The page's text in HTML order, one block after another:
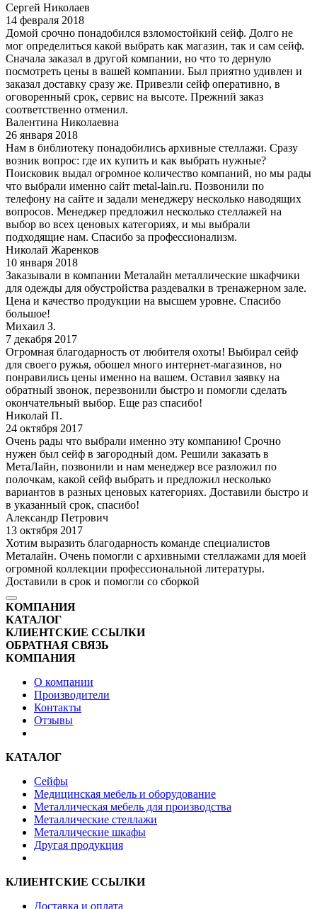
Сергей Николаев
14 февраля 2018
Домой срочно понадобился взломостойкий сейф. Долго не
мог определиться какой выбрать как магазин, так и сам сейф.
Сначала заказал в другой компании, но что то дернуло
посмотреть цены в вашей компании. Был приятно удивлен и
заказал доставку сразу же. Привезли сейф оперативно, в
оговоренный срок, сервис на высоте. Прежний заказ
соответственно отменил.
Валентина Николаевна
26 января 2018
Нам в библиотеку понадобились архивные стеллажи. Сразу
возник вопрос: где их купить и как выбрать нужные?
Поисковик выдал огромное количество компаний, но мы рады
что выбрали именно сайт metal-lain.ru. Позвонили по
телефону на сайте и задали менеджеру несколько наводящих
вопросов. Менеджер предложил несколько стеллажей на
выбор во всех ценовых категориях, и мы выбрали
подходящие нам. Спасибо за профессионализм.
Николай Жаренков
10 января 2018
Заказывали в компании Металайн металлические шкафчики
для одежды для обустройства раздевалки в тренажерном зале.
Цена и качество продукции на высшем уровне. Спасибо
большое!
Михаил З.
7 декабря 2017
Огромная благодарность от любителя охоты! Выбирал сейф
для своего ружья, обошел много интернет-магазинов, но
понравились цены именно на вашем. Оставил заявку на
обратный звонок, перезвонили быстро и помогли сделать
окончательный выбор. Еще раз спасибо!
Николай П.
24 октября 2017
Очень рады что выбрали именно эту компанию! Срочно
нужен был сейф в загородный дом. Решили заказать в
МетаЛайн, позвонили и нам менеджер все разложил по
полочкам, какой сейф выбрать и предложил несколько
вариантов в разных ценовых категориях. Доставили быстро и
в указанный срок, спасибо!
Александр Петрович
13 октября 2017
Хотим выразить благодарность команде специалистов
Металайн. Очень помогли с архивными стеллажами для моей
огромной коллекции профессиональной литературы.
Доставили в срок и помогли со сборкой
КОМПАНИЯ
КАТАЛОГ
КЛИЕНТСКИЕ ССЫЛКИ
ОБРАТНАЯ СВЯЗЬ
КОМПАНИЯ
О компании
Производители
Контакты
Отзывы
КАТАЛОГ
Сейфы
Медицинская мебель и оборудование
Металлическая мебель для производства
Металлические стеллажи
Металлические шкафы
Другая продукция
КЛИЕНТСКИЕ ССЫЛКИ
Доставка и оплата